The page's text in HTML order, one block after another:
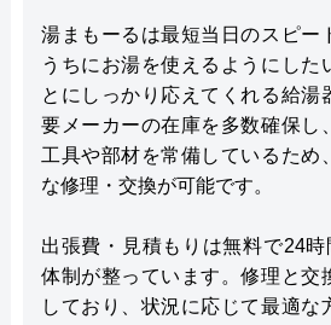
湯まもーるは最短当日のスピー
うちにお湯を使えるようにした
とにしっかり応えてくれる給湯
要メーカーの在庫を多数確保し
工具や部材を常備しているため
な修理・交換が可能です。
出張費・見積もりは無料で24
体制が整っています。修理と交
しており、状況に応じて最適な